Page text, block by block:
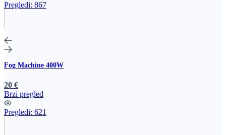
Pregledi: 867
Fog Machine 400W
20 €
Brzi pregled
Pregledi: 621